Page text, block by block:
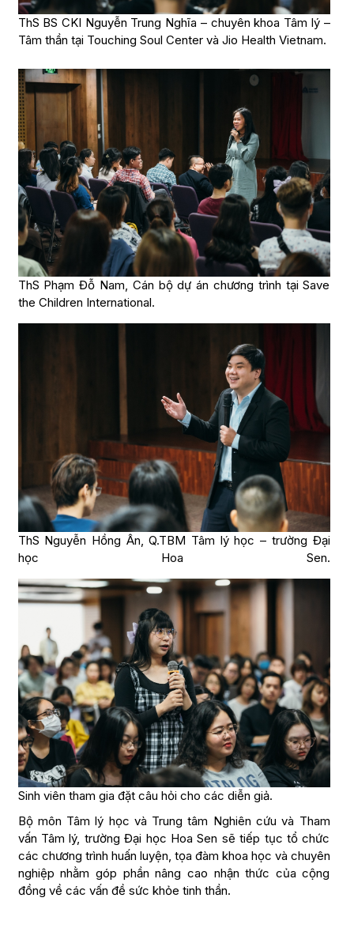
ThS BS CKI Nguyễn Trung Nghĩa – chuyên khoa Tâm lý –
Tâm thần tại Touching Soul Center và Jio Health Vietnam.
ThS Phạm Đỗ Nam, Cán bộ dự án chương trình tại Save
the Children International.
ThS Nguyễn Hồng Ân, Q.TBM Tâm lý học – trường Đại
học Hoa Sen.
Sinh viên tham gia đặt câu hỏi cho các diễn giả.
Bộ môn Tâm lý học và Trung tâm Nghiên cứu và Tham
vấn Tâm lý, trường Đại học Hoa Sen sẽ tiếp tục tổ chức
các chương trình huấn luyện, tọa đàm khoa học và chuyên
nghiệp nhằm góp phần nâng cao nhận thức của cộng
đồng về các vấn đề sức khỏe tinh thần.